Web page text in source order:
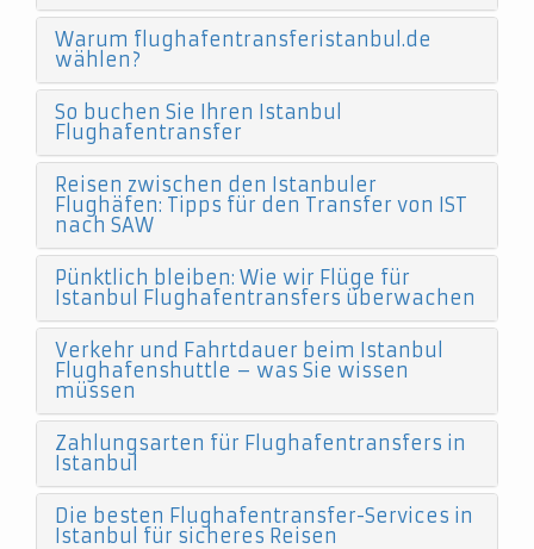
Warum flughafentransferistanbul.de
wählen?
So buchen Sie Ihren Istanbul
Flughafentransfer
Reisen zwischen den Istanbuler
Flughäfen: Tipps für den Transfer von IST
nach SAW
Pünktlich bleiben: Wie wir Flüge für
Istanbul Flughafentransfers überwachen
Verkehr und Fahrtdauer beim Istanbul
Flughafenshuttle – was Sie wissen
müssen
Zahlungsarten für Flughafentransfers in
Istanbul
Die besten Flughafentransfer-Services in
Istanbul für sicheres Reisen